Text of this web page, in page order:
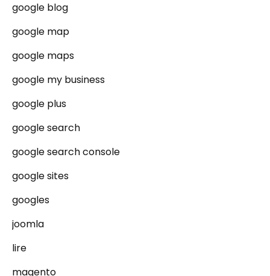
google blog
google map
google maps
google my business
google plus
google search
google search console
google sites
googles
joomla
lire
magento